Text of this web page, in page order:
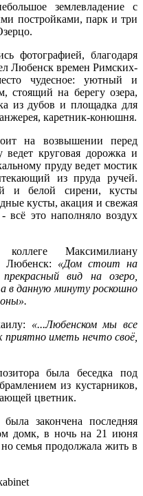
землевладение с
постройками, парк и три
фотографией, благодаря
Любенск времен Римских-
чудесное: уютный и
стоящий на берегу озера,
из дубов и площадка для
каретник-конюшня.
на возвышении перед
круговая дорожка и
пруду ведет мостик
из пруда ручей.
и белой сирени, кусты
кусты, акация и свежая
всё это наполняло воздух
коллеге Максимилиану
Любенск: «Дом стоит на
вид на озеро,
в данную минуту роскошно
«...Любенском мы все
приятно иметь нечто своё,
была беседка под
из кустарников,
цветник.
закончена последняя
домк, в ночь на 21 июня
семья продолжала жить в